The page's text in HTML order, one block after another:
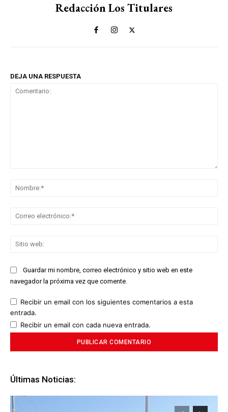
Redacción Los Titulares
DEJA UNA RESPUESTA
Guardar mi nombre, correo electrónico y sitio web en este
navegador la próxima vez que comente.
Recibir un email con los siguientes comentarios a esta
entrada.
Recibir un email con cada nueva entrada.
Últimas Noticias: